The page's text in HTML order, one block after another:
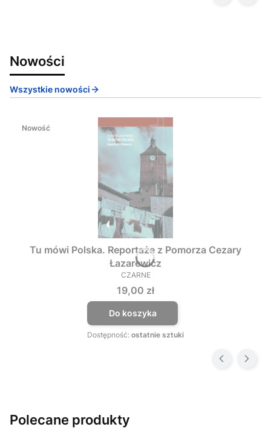
Nowości
Wszystkie nowości
Nowość
Tu mówi Polska. Reportaże z Pomorza Cezary
Łazarewicz
PRODUCENT
CZARNE
Cena
19,00 zł
Do koszyka
Dostępność: ostatnie sztuki
Polecane produkty